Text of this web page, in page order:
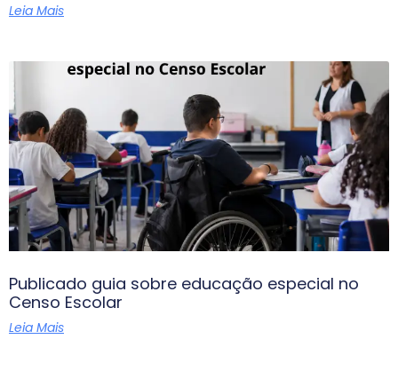
Leia Mais
Publicado guia sobre educação especial no
Censo Escolar
Leia Mais